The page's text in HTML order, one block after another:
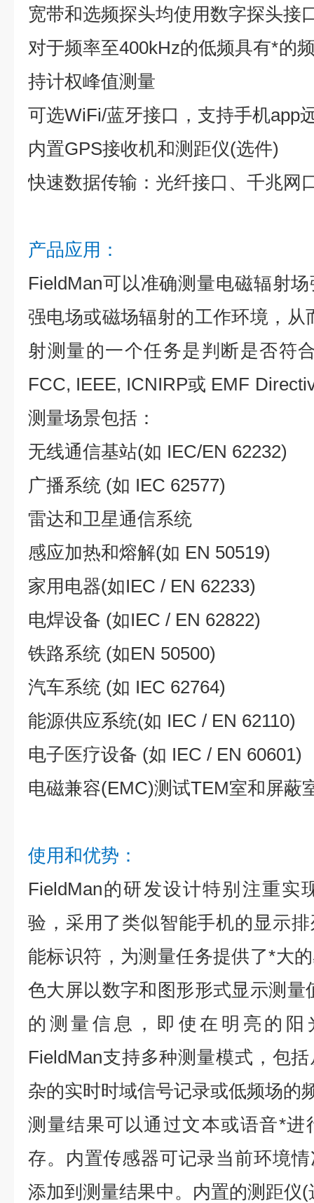
宽带和选频探头均使用数字探头接
对于频率至400kHz的低频具有*的
持计权峰值测量
可选WiFi/蓝牙接口，支持手机app
内置GPS接收机和测距仪(选件)
快速数据传输：光纤接口、千兆网
产品应用：
FieldMan可以准确测量电磁辐射
强电场或磁场辐射的工作环境，从
射测量的一个任务是判断是否符
FCC, IEEE, ICNIRP或 EMF
测量场景包括：
无线通信基站(如 IEC/EN 62232)
广播系统 (如 IEC 62577)
雷达和卫星通信系统
感应加热和熔解(如 EN 50519)
家用电器(如IEC / EN 62233)
电焊设备 (如IEC / EN 62822)
铁路系统 (如EN 50500)
汽车系统 (如 IEC 62764)
能源供应系统(如 IEC / EN 62110)
电子医疗设备 (如 IEC / EN 60601)
电磁兼容(EMC)测试TEM室和屏蔽
使用和优势：
FieldMan的研发设计特别注重实
验，采用了类似智能手机的显示
能标识符，为测量任务提供了*大
色大屏以数字和图形形式显示测量
的测量信息，即使在明亮的
FieldMan支持多种测量模式，包
杂的实时时域信号记录或低频场的
测量结果可以通过文本或语音*进
存。内置传感器可记录当前环境
添加到测量结果中。内置的测距仪